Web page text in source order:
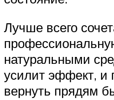
Лучше всего
натуральными
усилит эффект, и
вернуть прядям